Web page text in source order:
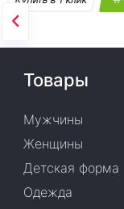
Товары
Мужчины
Женщины
Детская форма
Одежда